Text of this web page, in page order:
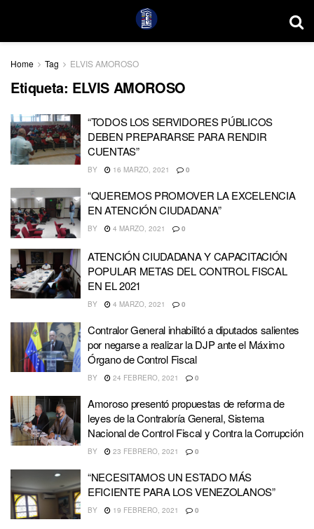
Home Tag ELVIS AMOROSO
Etiqueta: ELVIS AMOROSO
“TODOS LOS SERVIDORES PÚBLICOS
DEBEN PREPARARSE PARA RENDIR
CUENTAS”
BY 16 MARZO, 2021 0
“QUEREMOS PROMOVER LA EXCELENCIA
EN ATENCIÓN CIUDADANA”
BY 4 MARZO, 2021 0
ATENCIÓN CIUDADANA Y CAPACITACIÓN
POPULAR METAS DEL CONTROL FISCAL
EN EL 2021
BY 4 MARZO, 2021 0
Contralor General inhabilitó a diputados salientes
por negarse a realizar la DJP ante el Máximo
Órgano de Control Fiscal
BY 24 FEBRERO, 2021 0
Amoroso presentó propuestas de reforma de
leyes de la Contraloría General, Sistema
Nacional de Control Fiscal y Contra la Corrupción
BY 23 FEBRERO, 2021 0
“NECESITAMOS UN ESTADO MÁS
EFICIENTE PARA LOS VENEZOLANOS”
BY 19 FEBRERO, 2021 0